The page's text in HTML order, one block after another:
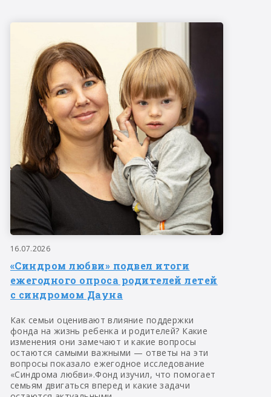
16.07.2026
«Синдром любви» подвел итоги
ежегодного опроса родителей летей
с синдромом Дауна
Как семьи оценивают влияние поддержки
фонда на жизнь ребенка и родителей? Какие
изменения они замечают и какие вопросы
остаются самыми важными — ответы на эти
вопросы показало ежегодное исследование
«Синдрома любви».Фонд изучил, что помогает
семьям двигаться вперед и какие задачи